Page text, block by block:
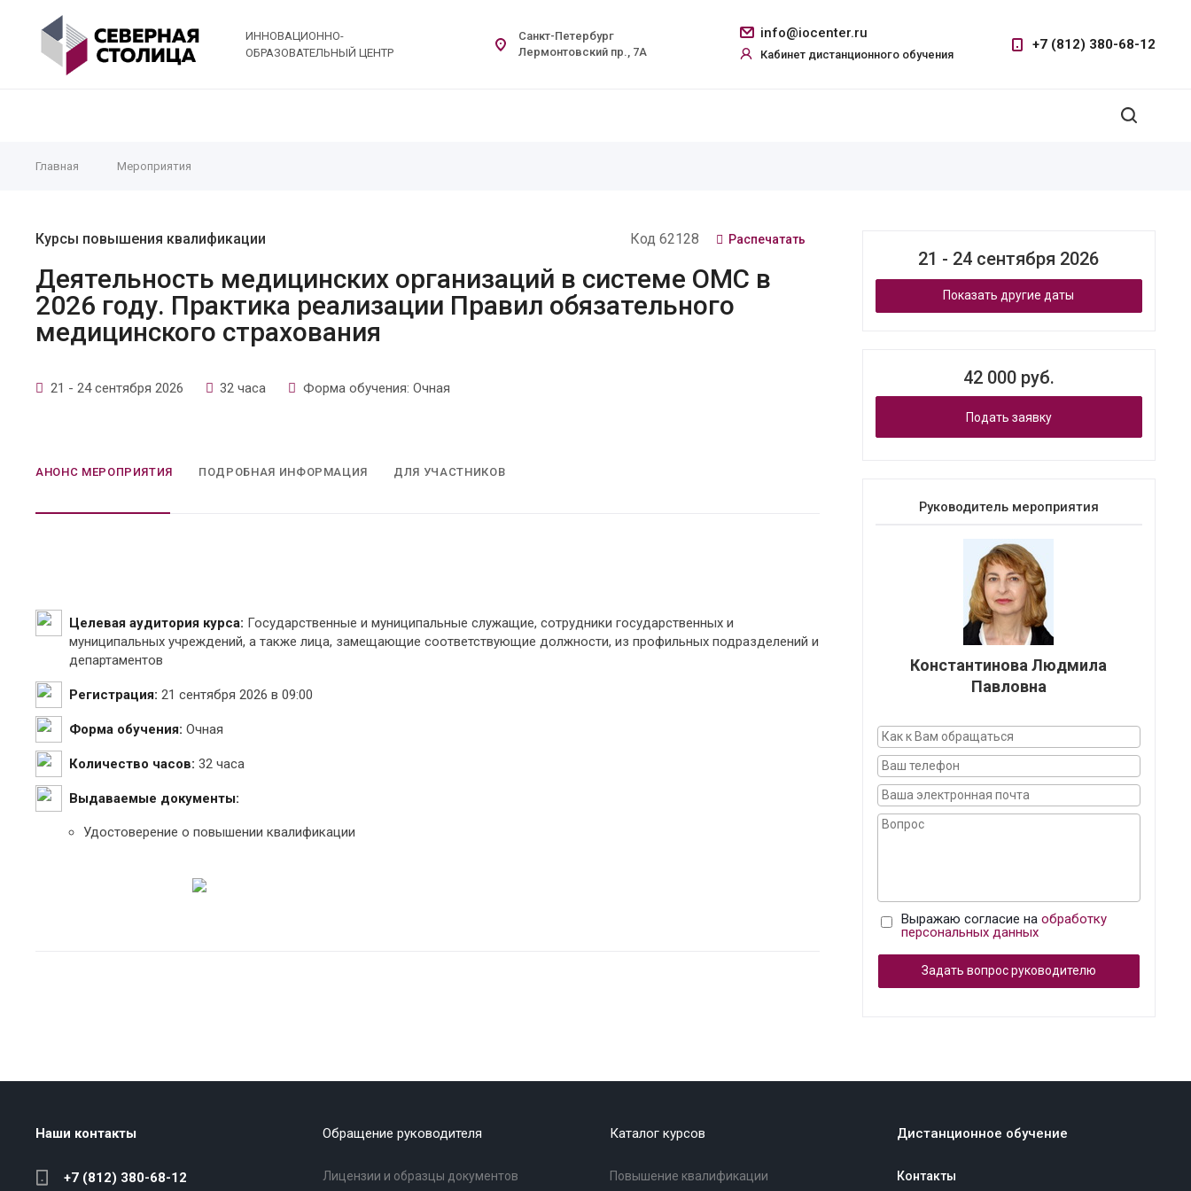
ИННОВАЦИОННО-
ОБРАЗОВАТЕЛЬНЫЙ ЦЕНТР
info@iocenter.ru
Кабинет дистанционного обучения
+7 (812) 380-68-12
Санкт-Петербург
Лермонтовский пр., 7А
Главная Мероприятия
Курсы повышения квалификации Код 62128 Распечатать
Деятельность медицинских организаций в системе ОМС в
2026 году. Практика реализации Правил обязательного
медицинского страхования
21 - 24 сентября 2026 32 часа Форма обучения: Очная
АНОНС МЕРОПРИЯТИЯ ПОДРОБНАЯ ИНФОРМАЦИЯ ДЛЯ УЧАСТНИКОВ
Целевая аудитория курса: Государственные и муниципальные служащие, сотрудники государственных и
муниципальных учреждений, а также лица, замещающие соответствующие должности, из профильных подразделений и
департаментов
Регистрация: 21 сентября 2026 в 09:00
Форма обучения: Очная
Количество часов: 32 часа
Выдаваемые документы:
Удостоверение о повышении квалификации
21 - 24 сентября 2026
Показать другие даты
42 000 руб.
Подать заявку
Руководитель мероприятия
Константинова Людмила
Павловна
Выражаю согласие на обработку
персональных данных
Задать вопрос руководителю
Наши контакты
+7 (812) 380-68-12
Обращение руководителя
Лицензии и образцы документов
Каталог курсов
Повышение квалификации
Дистанционное обучение
Контакты